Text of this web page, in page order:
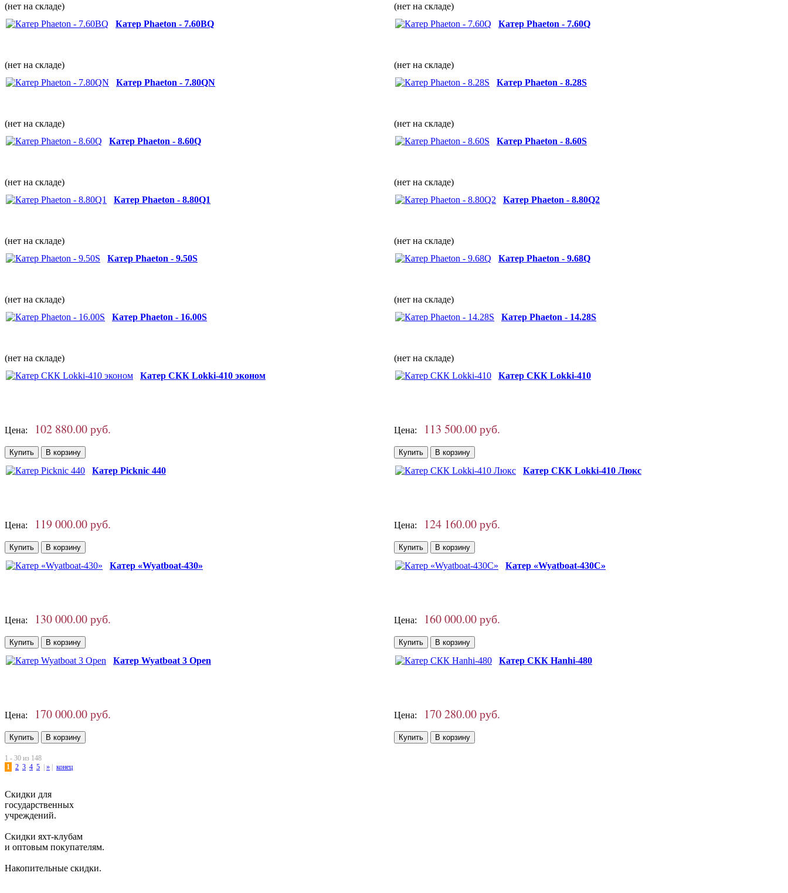
(нет на складе)
(нет на складе)
Катер Phaeton - 7.60BQ
(нет на складе)
Катер Phaeton - 7.60Q
(нет на складе)
Катер Phaeton - 7.80QN
(нет на складе)
Катер Phaeton - 8.28S
(нет на складе)
Катер Phaeton - 8.60Q
(нет на складе)
Катер Phaeton - 8.60S
(нет на складе)
Катер Phaeton - 8.80Q1
(нет на складе)
Катер Phaeton - 8.80Q2
(нет на складе)
Катер Phaeton - 9.50S
(нет на складе)
Катер Phaeton - 9.68Q
(нет на складе)
Катер Phaeton - 16.00S
(нет на складе)
Катер Phaeton - 14.28S
(нет на складе)
Катер СКК Lokki-410 эконом
Цена: 102 880.00 руб.
Катер СКК Lokki-410
Цена: 113 500.00 руб.
Катер Picknic 440
Цена: 119 000.00 руб.
Катер СКК Lokki-410 Люкс
Цена: 124 160.00 руб.
Катер «Wyatboat-430»
Цена: 130 000.00 руб.
Катер «Wyatboat-430C»
Цена: 160 000.00 руб.
Катер Wyatboat 3 Open
Цена: 170 000.00 руб.
Катер СКК Hanhi-480
Цена: 170 280.00 руб.
1 - 30 из 148
1
2 3 4 5 | » | конец
Скидки для
государственных
учреждений.
Скидки яхт-клубам
и оптовым покупателям.
Накопительные скидки.